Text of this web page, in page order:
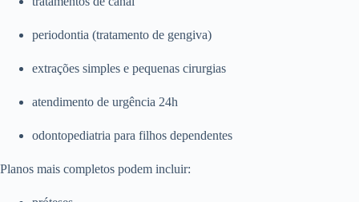
periodontia (tratamento de gengiva)
extrações simples e pequenas cirurgias
atendimento de urgência 24h
odontopediatria para filhos dependentes
Planos mais completos podem incluir: